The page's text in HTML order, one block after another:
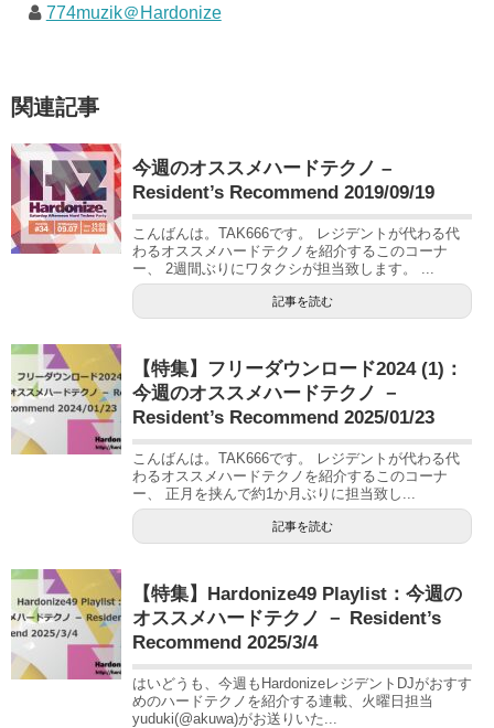
774muzik＠Hardonize
関連記事
今週のオススメハードテクノ –
Resident’s Recommend 2019/09/19
こんばんは。TAK666です。 レジデントが代わる代
わるオススメハードテクノを紹介するこのコーナ
ー、 2週間ぶりにワタクシが担当致します。 ...
記事を読む
【特集】フリーダウンロード2024 (1)：
今週のオススメハードテクノ －
Resident’s Recommend 2025/01/23
こんばんは。TAK666です。 レジデントが代わる代
わるオススメハードテクノを紹介するこのコーナ
ー、 正月を挟んで約1か月ぶりに担当致し...
記事を読む
【特集】Hardonize49 Playlist：今週の
オススメハードテクノ － Resident’s
Recommend 2025/3/4
はいどうも、今週もHardonizeレジデントDJがおすす
めのハードテクノを紹介する連載、火曜日担当
yuduki(@akuwa)がお送りいた...